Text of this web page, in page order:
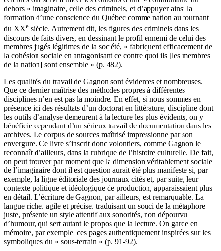
dehors » imaginaire, celle des criminels, et d’appuyer ainsi la
formation d’une conscience du Québec comme nation au tournant
du XXe siècle. Autrement dit, les figures des criminels dans les
discours de faits divers, en dessinant le profil ennemi de celui des
membres jugés légitimes de la société, « fabriquent efficacement de
la cohésion sociale en antagonisant ce contre quoi ils [les membres
de la nation] sont ensemble » (p. 482).
Les qualités du travail de Gagnon sont évidentes et nombreuses.
Que ce dernier maîtrise des méthodes propres à différentes
disciplines n’en est pas la moindre. En effet, si nous sommes en
présence ici des résultats d’un doctorat en littérature, discipline dont
les outils d’analyse demeurent à la lecture les plus évidents, on y
bénéficie cependant d’un sérieux travail de documentation dans les
archives. Le corpus de sources maîtrisé impressionne par son
envergure. Ce livre s’inscrit donc volontiers, comme Gagnon le
reconnaît d’ailleurs, dans la rubrique de l’histoire culturelle. De fait,
on peut trouver par moment que la dimension véritablement sociale
de l’imaginaire dont il est question aurait été plus manifeste si, par
exemple, la ligne éditoriale des journaux cités et, par suite, leur
contexte politique et idéologique de production, apparaissaient plus
en détail. L’écriture de Gagnon, par ailleurs, est remarquable. La
langue riche, agile et précise, traduisant un souci de la métaphore
juste, présente un style attentif aux sonorités, non dépourvu
d’humour, qui sert autant le propos que la lecture. On garde en
mémoire, par exemple, ces pages authentiquement inspirées sur les
symboliques du « sous-terrain » (p. 91-92).